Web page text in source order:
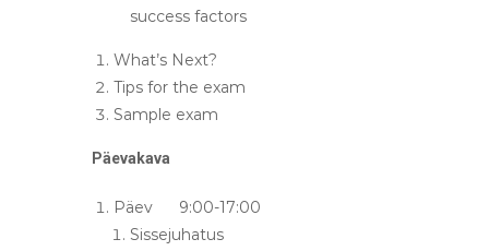
success factors
What’s Next?
Tips for the exam
Sample exam
Päevakava
Päev 9:00-17:00
Sissejuhatus